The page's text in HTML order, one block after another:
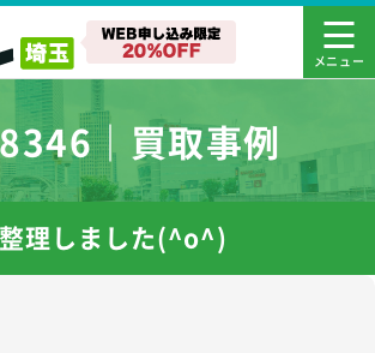
｜買取事例
理しました(^o^)